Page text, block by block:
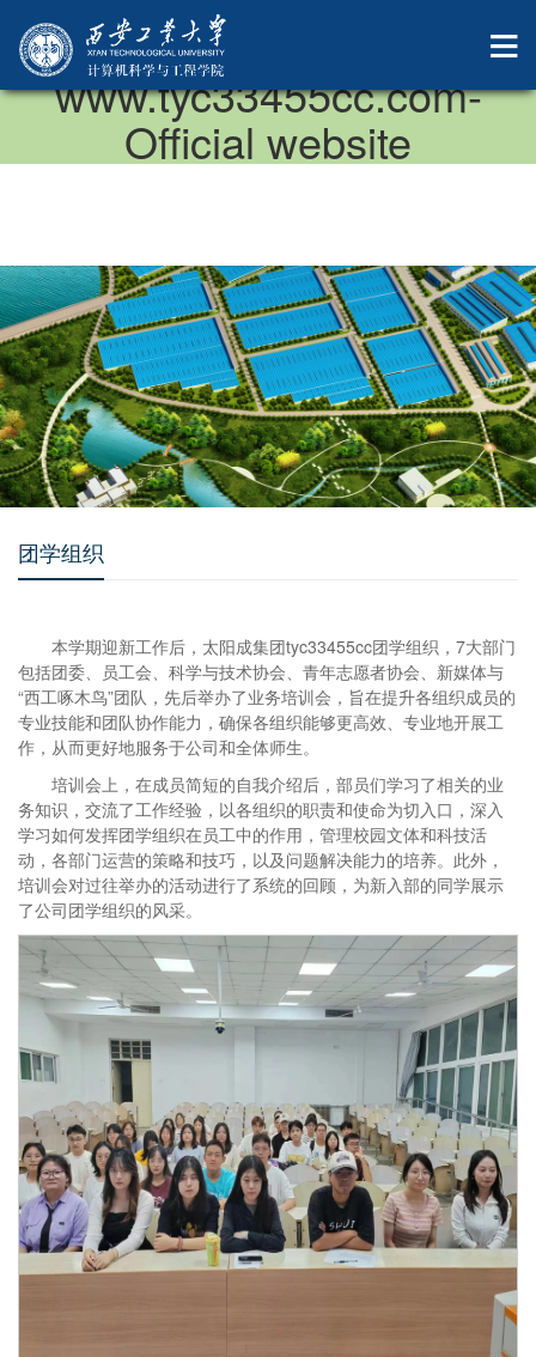
中国·太阳成集团-
www.tyc33455cc.com-
Official website
团学组织
本学期迎新工作后，太阳成集团tyc33455cc团学组织，7大部门
包括团委、员工会、科学与技术协会、青年志愿者协会、新媒体与
“西工啄木鸟”团队，先后举办了业务培训会，旨在提升各组织成员的
专业技能和团队协作能力，确保各组织能够更高效、专业地开展工
作，从而更好地服务于公司和全体师生。
培训会上，在成员简短的自我介绍后，部员们学习了相关的业
务知识，交流了工作经验，以各组织的职责和使命为切入口，深入
学习如何发挥团学组织在员工中的作用，管理校园文体和科技活
动，各部门运营的策略和技巧，以及问题解决能力的培养。此外，
培训会对过往举办的活动进行了系统的回顾，为新入部的同学展示
了公司团学组织的风采。